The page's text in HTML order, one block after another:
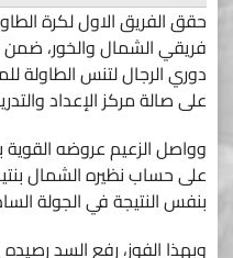
حقق الفريق الاول لكرة
فريقي الشمال والخور،
على صالة مركز الإعداد
وواصل الزعيم عروضه
بنفس النتيجة في الجولة